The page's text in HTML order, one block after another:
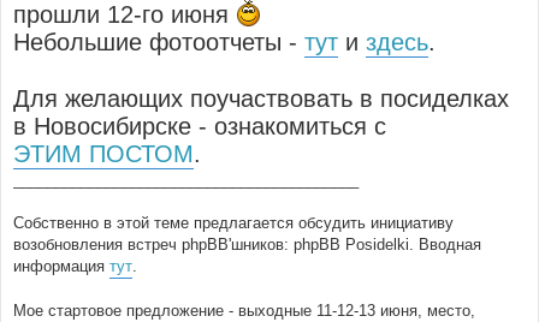
е
и
прошли 12-го июня
Небольшие фотоотчеты - тут и здесь.
Для желающих поучаствовать в посиделках
в Новосибирске - ознакомиться с
ЭТИМ ПОСТОМ.
Собственно в этой теме предлагается обсудить инициативу
возобновления встреч phpBB'шников: phpBB Posidelki. Вводная
информация тут.
Мое стартовое предложение - выходные 11-12-13 июня, место,